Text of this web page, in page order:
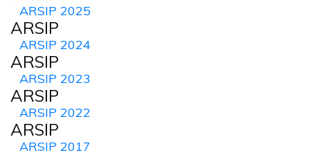
ARSIP 2025
ARSIP
ARSIP 2024
ARSIP
ARSIP 2023
ARSIP
ARSIP 2022
ARSIP
ARSIP 2017